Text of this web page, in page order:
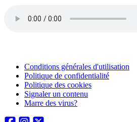
Conditions générales d'utilisation
Politique de confidentialité
Politique des cookies
Signaler un contenu
Marre des virus?